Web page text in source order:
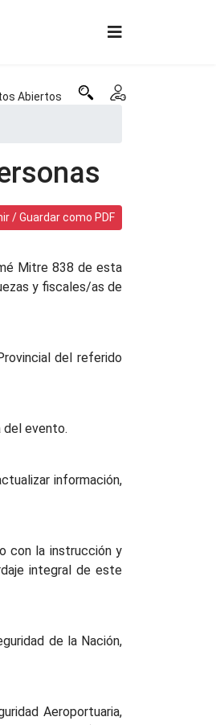
Abiertos
/ Guardar como PDF
Mitre 838 de esta
y fiscales/as de
del referido
del evento.
información,
con la instrucción y
integral de este
de la Nación,
Aeroportuaria,